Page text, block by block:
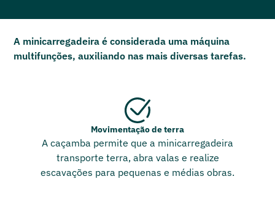
A minicarregadeira é considerada uma máquina
multifunções, auxiliando nas mais diversas tarefas.
Movimentação de terra
A caçamba permite que a minicarregadeira
transporte terra, abra valas e realize
escavações para pequenas e médias obras.